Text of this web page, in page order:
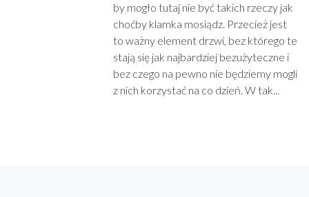
by mogło tutaj nie być takich rzeczy jak
choćby klamka mosiądz. Przecież jest
to ważny element drzwi, bez którego te
stają się jak najbardziej bezużyteczne i
bez czego na pewno nie będziemy mogli
z nich korzystać na co dzień. W tak...